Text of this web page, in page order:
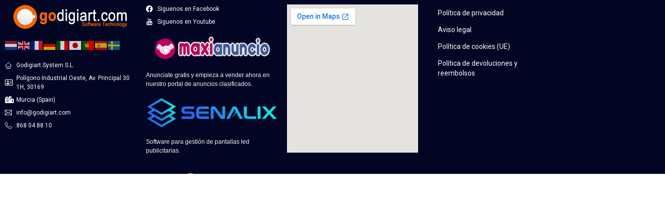
Godigiart System S.L.
Polígono Industrial Oeste, Av. Principal 30
1H, 30169
Murcia (Spain)
info@godigiart.com
868 04 88 10
Siguenos en Facebook
Siguenos en Youtube
Anunciate gratis y empieza a vender ahora en
nuestro portal de anuncios clasificados.
Software para gestión de pantallas led
publicitarias.
Política de privacidad
Aviso legal
Política de cookies (UE)
Política de devoluciones y
reembolsos